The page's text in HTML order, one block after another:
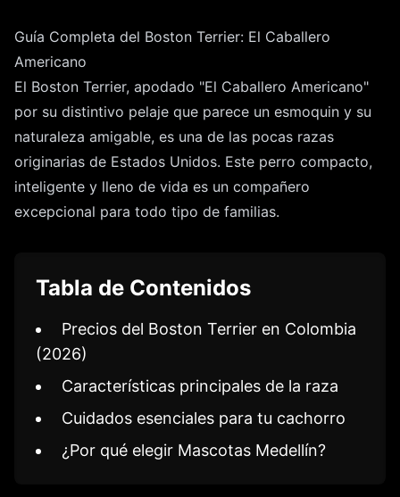
Guía Completa del Boston Terrier: El Caballero
Americano
El Boston Terrier, apodado "El Caballero Americano"
por su distintivo pelaje que parece un esmoquin y su
naturaleza amigable, es una de las pocas razas
originarias de Estados Unidos. Este perro compacto,
inteligente y lleno de vida es un compañero
excepcional para todo tipo de familias.
Tabla de Contenidos
Precios del Boston Terrier en Colombia
(2026)
Características principales de la raza
Cuidados esenciales para tu cachorro
¿Por qué elegir Mascotas Medellín?